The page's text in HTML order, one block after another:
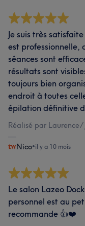
Je suis très
est professionnelle,
séances sont
résultats sont
toujours bien
endroit à toutes
épilation définitive
Réalisé par Laurence/
Nico•il y a 10 mois
Le salon Lazeo
personnel est au
recommande 👍❤️